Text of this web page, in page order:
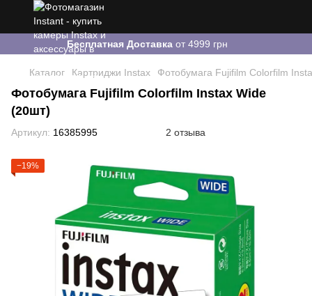
Бесплатная Доставка от 4999 грн
Каталог Картриджи Instax Фотобумага Fujifilm Colorfilm
Фотобумага Fujifilm Colorfilm Instax Wide
(20шт)
Артикул: 16385995 2 отзыва
−19%